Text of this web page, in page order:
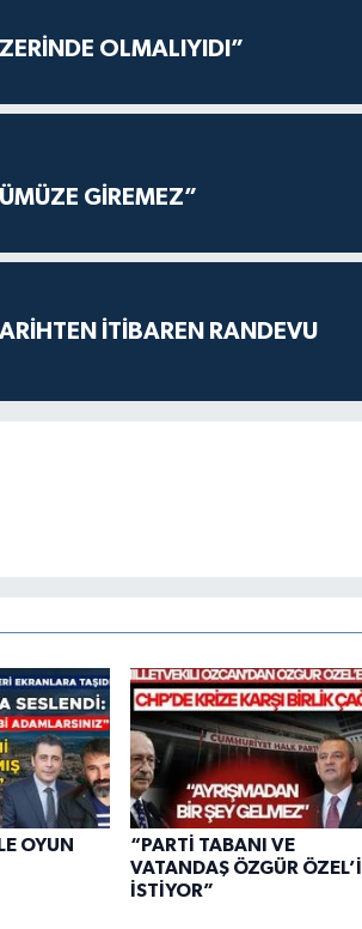
OLMALIYIDI”
GİREMEZ”
İTİBAREN RANDEVU
OYUN
“PARTİ TABANI VE
VATANDAŞ ÖZGÜR ÖZEL’İ
İSTİYOR”